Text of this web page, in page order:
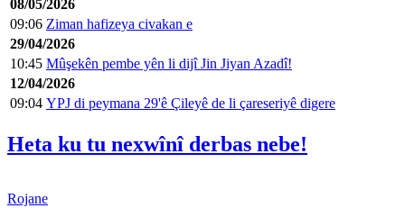
08/05/2026
09:06 Ziman hafizeya civakan e
29/04/2026
10:45 Mûşekên pembe yên li dijî Jin Jiyan Azadî!
12/04/2026
09:04 YPJ di peymana 29'ê Çileyê de li çareseriyê digere
Heta ku tu nexwînî derbas nebe!
Rojane